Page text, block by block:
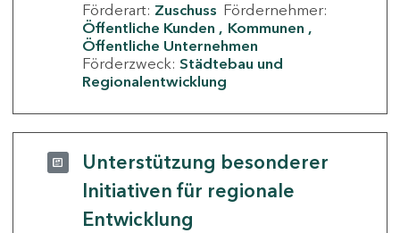
Förderart: Zuschuss Fördernehmer:
Öffentliche Kunden
Kommunen
Öffentliche Unternehmen
Förderzweck: Städtebau und
Regionalentwicklung
Unterstützung besonderer
Initiativen für regionale
Entwicklung